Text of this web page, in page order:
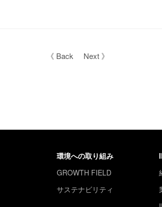
《 Back Next 》
環境への取り組み
GROWTH FIELD
サステナビリティ